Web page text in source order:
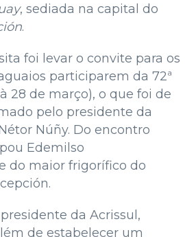
, sediada na capital do
.
foi levar o convite para os
participarem da 72ª
28 de março), o que foi de
pelo presidente da
Núñy. Do encontro
Edemilso
do maior frigorífico do
da Acrissul,
de estabelecer um